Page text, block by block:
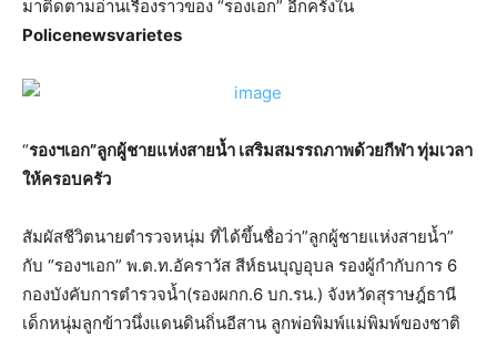
มาติดตามอ่านเรื่องราวของ “รองเอก” อีกครั้งใน
Policenewsvarietes
“รองฯเอก”ลูกผู้ชายแห่งสายน้ำ เสริมสมรรถภาพด้วยกีฬา ทุ่มเวลา
ให้ครอบครัว
สัมผัสชีวิตนายตำรวจหนุ่ม ที่ได้ขึ้นชื่อว่า”ลูกผู้ชายแห่งสายน้ำ”
กับ “รองฯเอก” พ.ต.ท.อัคราวัส สีห์ธนบุญอุบล รองผู้กำกับการ 6
กองบังคับการตำรวจน้ำ(รองผกก.6 บก.รน.) จังหวัดสุราษฎ์ธานี
เด็กหนุ่มลูกข้าวนึ่งแดนดินถิ่นอีสาน ลูกพ่อพิมพ์แม่พิมพ์ของชาติ